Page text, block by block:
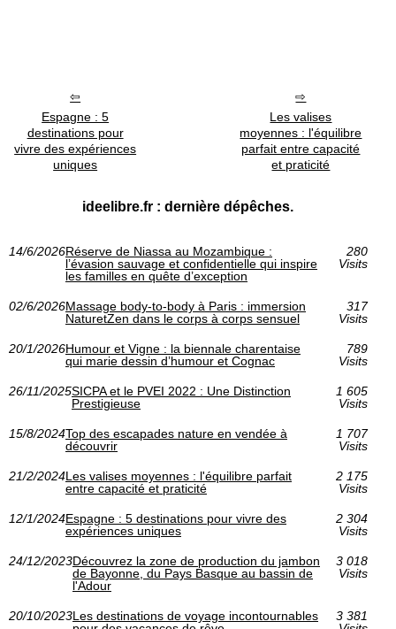
Espagne : 5
destinations pour
vivre des expériences
uniques
Les valises
moyennes : l'équilibre
parfait entre capacité
et praticité
ideelibre.fr : dernière dépêches.
14/6/2026Réserve de Niassa au Mozambique :
l’évasion sauvage et confidentielle qui inspire
les familles en quête d’exception
280
Visits
02/6/2026Massage body-to-body à Paris : immersion
NaturetZen dans le corps à corps sensuel
317
Visits
20/1/2026Humour et Vigne : la biennale charentaise
qui marie dessin d’humour et Cognac
789
Visits
26/11/2025SICPA et le PVEI 2022 : Une Distinction
Prestigieuse
1 605
Visits
15/8/2024Top des escapades nature en vendée à
découvrir
1 707
Visits
21/2/2024Les valises moyennes : l'équilibre parfait
entre capacité et praticité
2 175
Visits
12/1/2024Espagne : 5 destinations pour vivre des
expériences uniques
2 304
Visits
24/12/2023Découvrez la zone de production du jambon
de Bayonne, du Pays Basque au bassin de
l'Adour
3 018
Visits
20/10/2023Les destinations de voyage incontournables
3 381